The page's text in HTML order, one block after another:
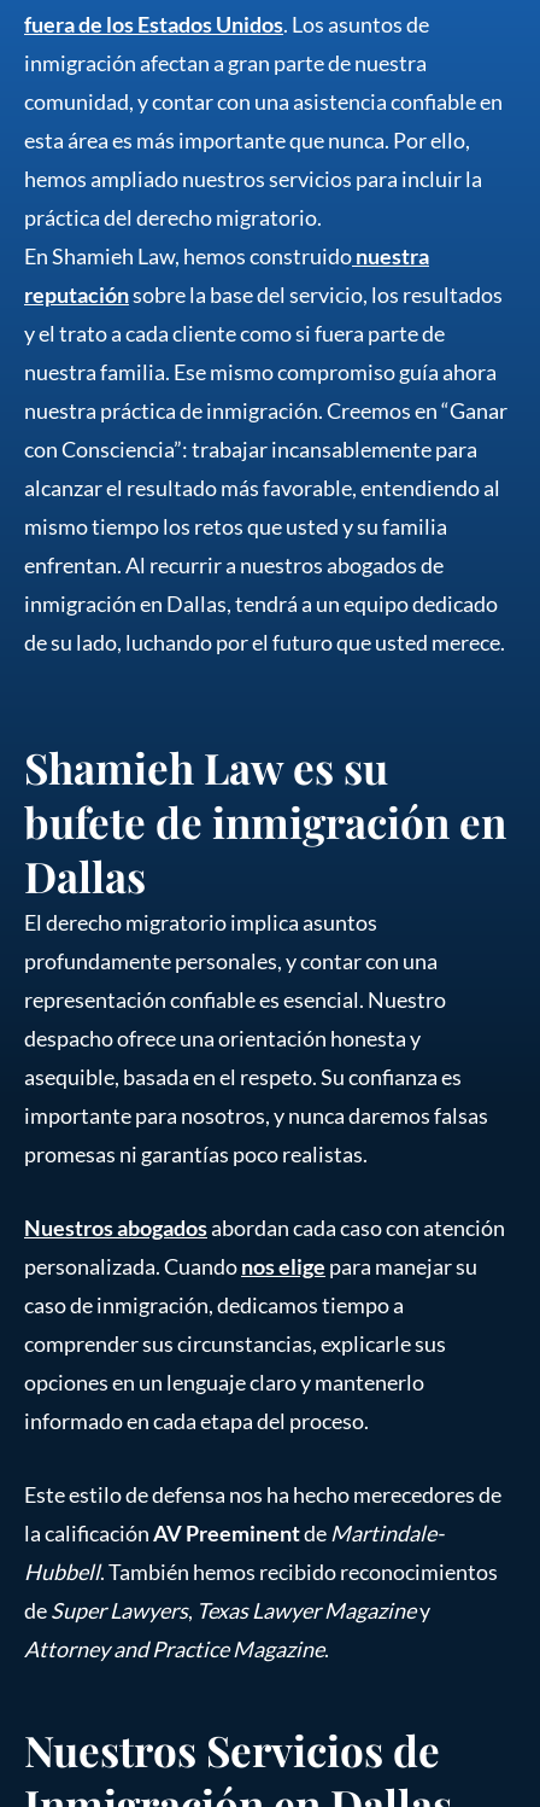
fuera de los Estados Unidos. Los asuntos de
inmigración afectan a gran parte de nuestra
comunidad, y contar con una asistencia confiable en
esta área es más importante que nunca. Por ello,
hemos ampliado nuestros servicios para incluir la
práctica del derecho migratorio.
En Shamieh Law, hemos construidonuestra
reputaciónsobre la base del servicio, los resultados
y el trato a cada cliente como si fuera parte de
nuestra familia. Ese mismo compromiso guía ahora
nuestra práctica de inmigración. Creemos en “Ganar
con Consciencia”: trabajar incansablemente para
alcanzar el resultado más favorable, entendiendo al
mismo tiempo los retos que usted y su familia
enfrentan. Al recurrir a nuestros abogados de
inmigración en Dallas, tendrá a un equipo dedicado
de su lado, luchando por el futuro que usted merece.
Shamieh Law es su
bufete de inmigración en
Dallas
El derecho migratorio implica asuntos
profundamente personales, y contar con una
representación confiable es esencial. Nuestro
despacho ofrece una orientación honesta y
asequible, basada en el respeto. Su confianza es
importante para nosotros, y nunca daremos falsas
promesas ni garantías poco realistas.
Nuestros abogadosabordan cada caso con atención
personalizada. Cuandonos elige para manejar su
caso de inmigración, dedicamos tiempo a
comprender sus circunstancias, explicarle sus
opciones en un lenguaje claro y mantenerlo
informado en cada etapa del proceso.
Este estilo de defensa nos ha hecho merecedores de
la calificaciónAV Preeminentde Martindale-
Hubbell. También hemos recibido reconocimientos
deSuper Lawyers, Texas Lawyer Magaziney
Attorney and Practice Magazine.
Nuestros Servicios de